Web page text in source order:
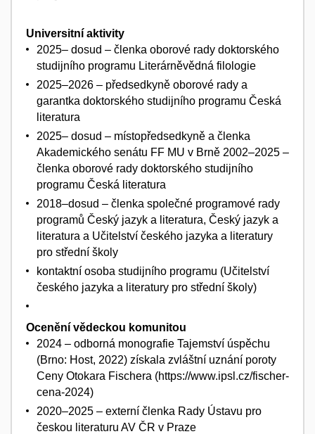
Universitní aktivity
2025– dosud – členka oborové rady doktorského
studijního programu Literárněvědná filologie
2025–2026 – předsedkyně oborové rady a
garantka doktorského studijního programu Česká
literatura
2025– dosud – místopředsedkyně a členka
Akademického senátu FF MU v Brně 2002–2025 –
členka oborové rady doktorského studijního
programu Česká literatura
2018–dosud – členka společné programové rady
programů Český jazyk a literatura, Český jazyk a
literatura a Učitelství českého jazyka a literatury
pro střední školy
kontaktní osoba studijního programu (Učitelství
českého jazyka a literatury pro střední školy)
Ocenění vědeckou komunitou
2024 – odborná monografie Tajemství úspěchu
(Brno: Host, 2022) získala zvláštní uznání poroty
Ceny Otokara Fischera (https://www.ipsl.cz/fischer-
cena-2024)
2020–2025 – externí členka Rady Ústavu pro
českou literaturu AV ČR v Praze